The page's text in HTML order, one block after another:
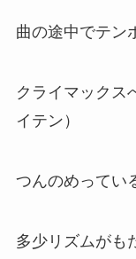
曲の途中でテン
クライマックス
イテン）
つんのめってい
多少リズムがも